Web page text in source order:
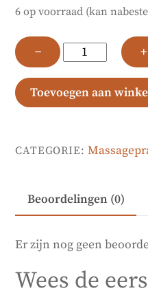
6 op voorraad (kan
−
Cupping
pakket
body
+
Toevoegen aan
CATEGORIE:
Beoordelingen (0)
Er zijn nog geen
Wees de